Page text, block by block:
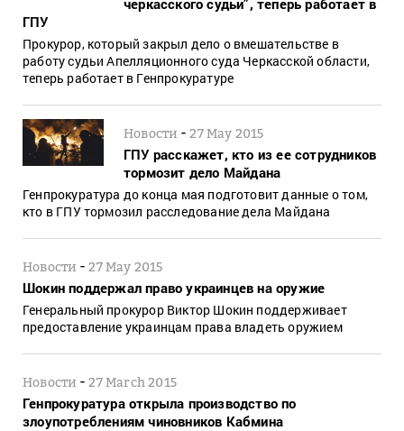
ГПУ
Прокурор, который закрыл дело о вмешательстве в
работу судьи Апелляционного суда Черкасской области,
теперь работает в Генпрокуратуре
Новости -27 May 2015
ГПУ расскажет, кто из ее сотрудников
тормозит дело Майдана
Генпрокуратура до конца мая подготовит данные о том,
кто в ГПУ тормозил расследование дела Майдана
Новости -27 May 2015
Шокин поддержал право украинцев на оружие
Генеральный прокурор Виктор Шокин поддерживает
предоставление украинцам права владеть оружием
Новости -27 March 2015
Генпрокуратура открыла производство по
злоупотреблениям чиновников Кабмина